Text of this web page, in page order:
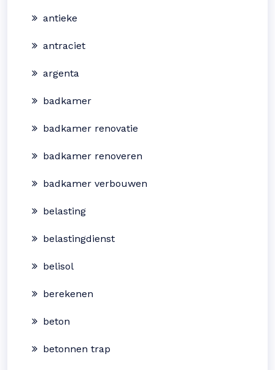
antieke
antraciet
argenta
badkamer
badkamer renovatie
badkamer renoveren
badkamer verbouwen
belasting
belastingdienst
belisol
berekenen
beton
betonnen trap